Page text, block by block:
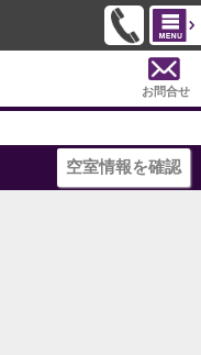
お問合せ
空室情報を確認